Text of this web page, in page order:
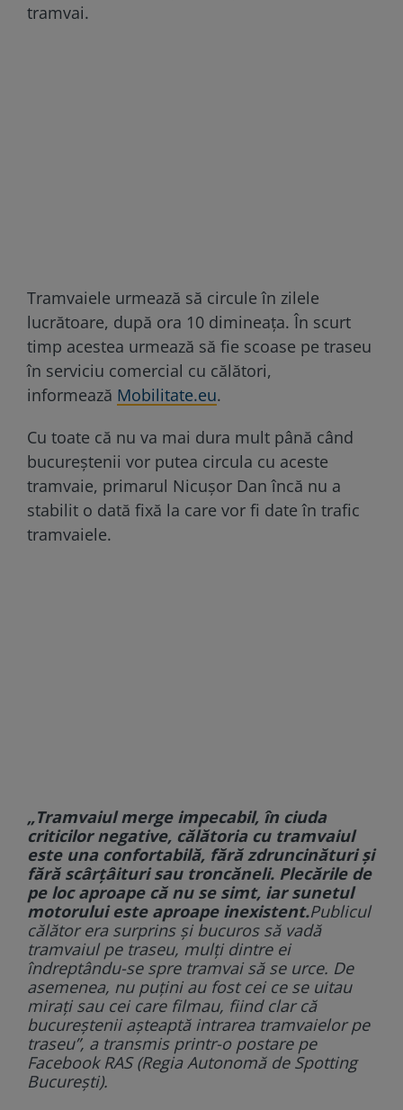
tramvai.
Tramvaiele urmează să circule în zilele
lucrătoare, după ora 10 dimineața. În scurt
timp acestea urmează să fie scoase pe traseu
în serviciu comercial cu călători,
informează Mobilitate.eu.
Cu toate că nu va mai dura mult până când
bucureștenii vor putea circula cu aceste
tramvaie, primarul Nicușor Dan încă nu a
stabilit o dată fixă la care vor fi date în trafic
tramvaiele.
„Tramvaiul merge impecabil, în ciuda
criticilor negative, călătoria cu tramvaiul
este una confortabilă, fără zdruncinături și
fără scârțâituri sau troncăneli. Plecările de
pe loc aproape că nu se simt, iar sunetul
motorului este aproape inexistent.Publicul
călător era surprins și bucuros să vadă
tramvaiul pe traseu, mulți dintre ei
îndreptându-se spre tramvai să se urce. De
asemenea, nu puțini au fost cei ce se uitau
mirați sau cei care filmau, fiind clar că
bucureștenii așteaptă intrarea tramvaielor pe
traseu”, a transmis printr-o postare pe
Facebook RAS (Regia Autonomă de Spotting
București).